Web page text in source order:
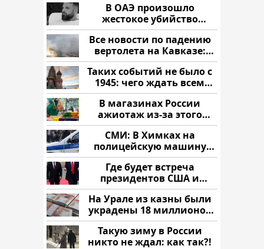
В ОАЭ произошло
жестокое убийство
криптомиллионера
Все новости по падению
вертолета на Кавказе:
читать здесь
Таких событий не было с
1945: чего ждать всем
нам?
В магазинах России
ажиотаж из-за этого
продукта: что купить?
СМИ: В Химках на
полицейскую машину
напали и подожгли.
Где будет встреча
президентов США и
России: Европа?
На Урале из казны были
украдены 18 миллионов
рублей
Такую зиму в России
никто не ждал: как так?!